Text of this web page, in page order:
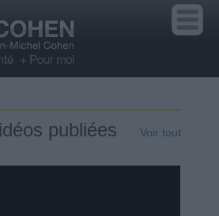
publiées Voir tout